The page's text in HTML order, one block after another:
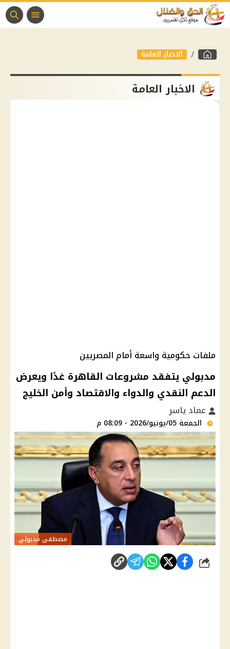
الاخبار العامة
الاخبار العامة
ملفات حكومية واسعة أمام المصريين
مدبولي يتفقد مشروعات القاهرة غدًا ويعرض
الدعم النقدي والدواء والاقتصاد وأمن الخليج
عماد ياسر
الجمعة 05/يونيو/2026 - 08:09 م
مصطفى مدبولي
شارك